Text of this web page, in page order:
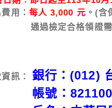
用： 每人 3,000 元 。(含
檢定合格領證需
訊： 銀行：(012)
：